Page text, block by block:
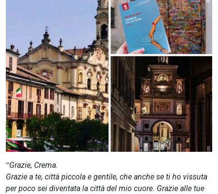
”Grazie, Crema.
Grazie a te, città piccola e gentile, che anche se ti ho vissuta
per poco sei diventata la città del mio cuore. Grazie alle tue